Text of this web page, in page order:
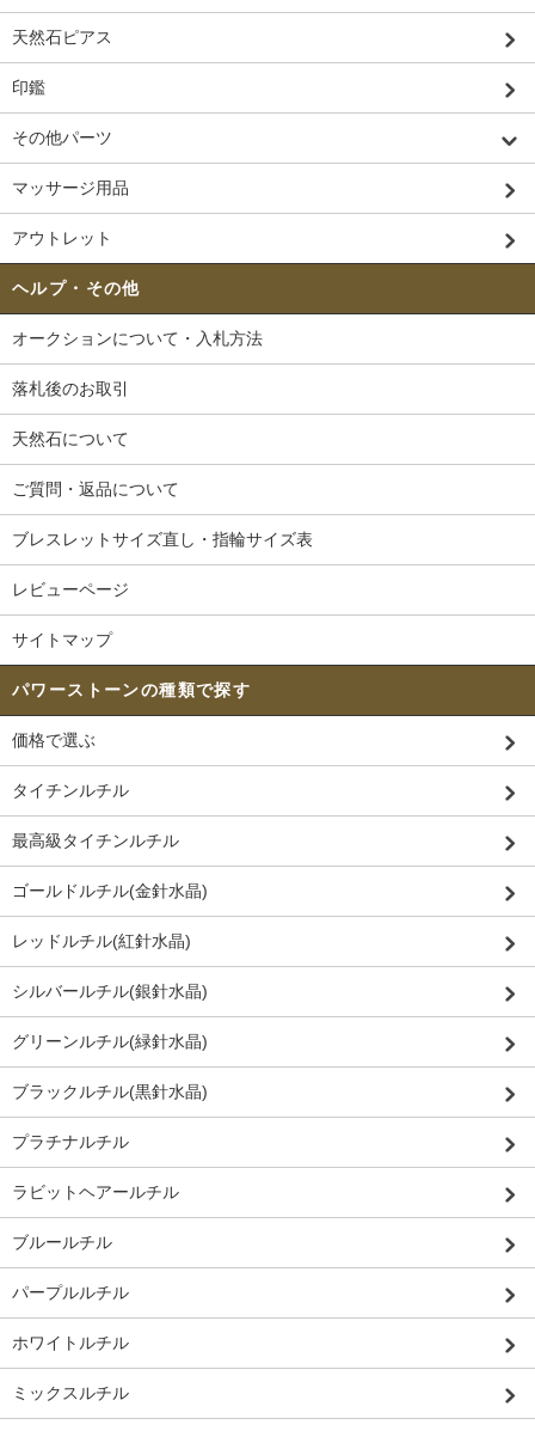
天然石ピアス
印鑑
その他パーツ
マッサージ用品
アウトレット
ヘルプ・その他
オークションについて・入札方法
落札後のお取引
天然石について
ご質問・返品について
ブレスレットサイズ直し・指輪サイズ表
レビューページ
サイトマップ
パワーストーンの種類で探す
価格で選ぶ
タイチンルチル
最高級タイチンルチル
ゴールドルチル(金針水晶)
レッドルチル(紅針水晶)
シルバールチル(銀針水晶)
グリーンルチル(緑針水晶)
ブラックルチル(黒針水晶)
プラチナルチル
ラビットヘアールチル
ブルールチル
パープルルチル
ホワイトルチル
ミックスルチル